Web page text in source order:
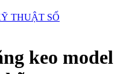
THUẬT SỐ
keo model